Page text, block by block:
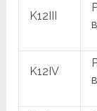
K12III
K12IV